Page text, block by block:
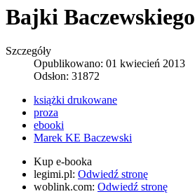
Bajki Baczewskiego
Szczegóły
Opublikowano: 01 kwiecień 2013
Odsłon: 31872
książki drukowane
proza
ebooki
Marek KE Baczewski
Kup e-booka
legimi.pl: Odwiedź stronę
woblink.com: Odwiedź stronę